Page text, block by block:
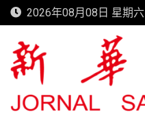
Skip
to
content
2026年08月08日 星期六